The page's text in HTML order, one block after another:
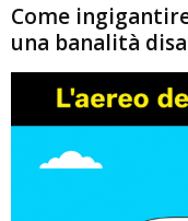
Come
una banalità